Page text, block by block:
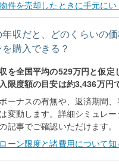
件を売却したときに手元にい
年収だと、どのくらいの
を購入できる？
を全国平均の529万円と仮定
限度額の目安は約3,436万円
ーナスの有無や、返済期間
変動します。詳細シミュレ
記事でご確認いただけます。
ローン限度と諸費用について知